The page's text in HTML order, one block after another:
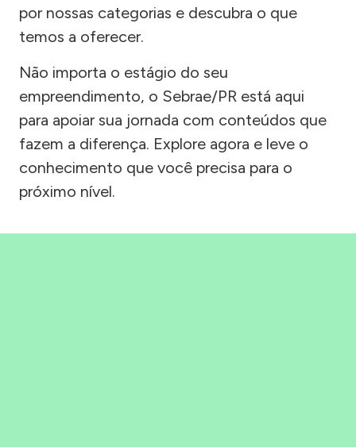
por nossas categorias e descubra o que
temos a oferecer.
Não importa o estágio do seu
empreendimento, o Sebrae/PR está aqui
para apoiar sua jornada com conteúdos que
fazem a diferença. Explore agora e leve o
conhecimento que você precisa para o
próximo nível.